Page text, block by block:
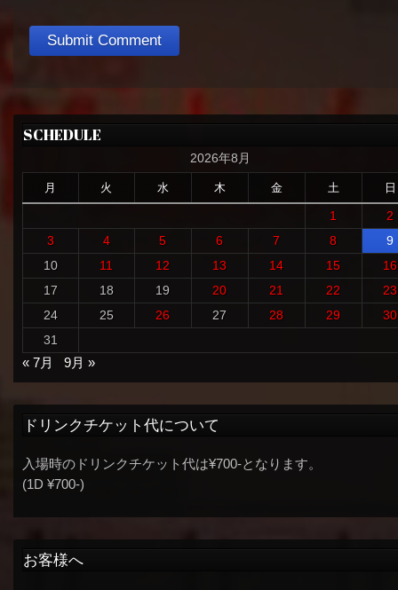
SCHEDULE
2026年8月
月 火 水 木 金 土 日
1
2
3
4 5 6 7 8
9
10
11 12 13 14 15
16
17
18 19 20 21 22
23
24
25 26 27 28 29
30
31
« 7月
9月 »
ドリンクチケット代について
入場時のドリンクチケット代は¥700-となります。
(1D ¥700-)
お客様へ